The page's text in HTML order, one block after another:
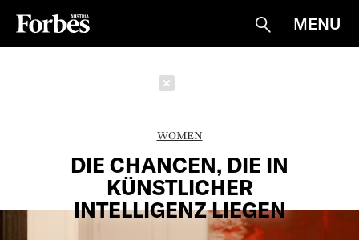
Suche
MENU
WOMEN
DIE CHANCEN, DIE IN
KÜNSTLICHER
INTELLIGENZ LIEGEN